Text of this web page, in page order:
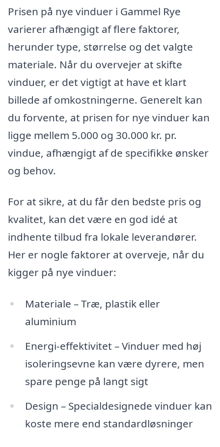
Prisen på nye vinduer i Gammel Rye
varierer afhængigt af flere faktorer,
herunder type, størrelse og det valgte
materiale. Når du overvejer at skifte
vinduer, er det vigtigt at have et klart
billede af omkostningerne. Generelt kan
du forvente, at prisen for nye vinduer kan
ligge mellem 5.000 og 30.000 kr. pr.
vindue, afhængigt af de specifikke ønsker
og behov.
For at sikre, at du får den bedste pris og
kvalitet, kan det være en god idé at
indhente tilbud fra lokale leverandører.
Her er nogle faktorer at overveje, når du
kigger på nye vinduer:
Materiale – Træ, plastik eller
aluminium
Energi-effektivitet – Vinduer med høj
isoleringsevne kan være dyrere, men
spare penge på langt sigt
Design – Specialdesignede vinduer kan
koste mere end standardløsninger